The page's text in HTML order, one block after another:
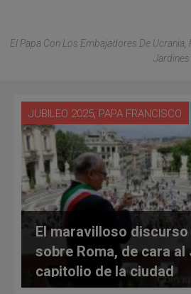
El Papa Con Los Embajadores De Ucrania,
Jardines
JUBILEO 2025, PAPA FRANCISCO
El maravilloso discurso
sobre Roma, de cara al
capitolio de la ciudad